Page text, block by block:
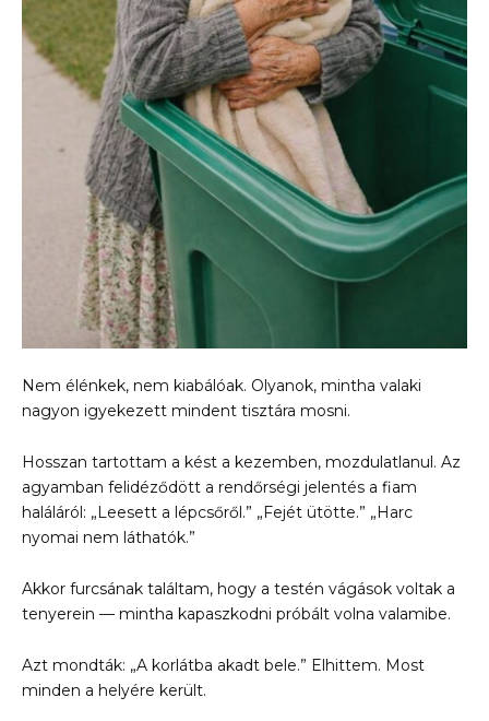
Nem élénkek, nem kiabálóak. Olyanok, mintha valaki
nagyon igyekezett mindent tisztára mosni.
Hosszan tartottam a kést a kezemben, mozdulatlanul. Az
agyamban felidéződött a rendőrségi jelentés a fiam
haláláról: „Leesett a lépcsőről.” „Fejét ütötte.” „Harc
nyomai nem láthatók.”
Akkor furcsának találtam, hogy a testén vágások voltak a
tenyerein — mintha kapaszkodni próbált volna valamibe.
Azt mondták: „A korlátba akadt bele.” Elhittem. Most
minden a helyére került.